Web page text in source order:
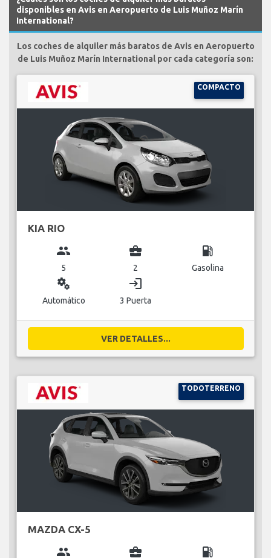
disponibles en Avis en Aeropuerto de Luis Muñoz Marín
International?
Los coches de alquiler más baratos de Avis en Aeropuerto
de Luis Muñoz Marín International por cada categoría son:
COMPACTO
KIA RIO
group
5
business_center
2
local_gas_station
Gasolina
miscellaneous_services
Automático
login
3 Puerta
VER DETALLES...
TODOTERRENO
MAZDA CX-5
group business_center local_gas_station